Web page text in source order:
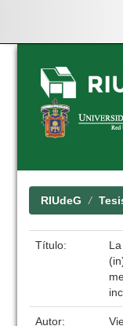
Skip
navigation
RIUdeG
Título:
Autor: